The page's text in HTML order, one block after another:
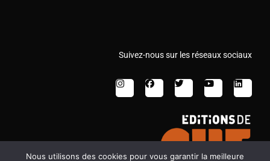
Suivez-nous sur les réseaux sociaux
Nous utilisons des cookies pour vous garantir la meilleure